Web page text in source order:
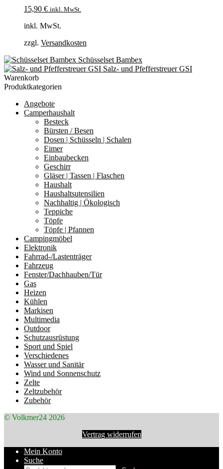
15,90 € inkl. MwSt.
inkl. MwSt.
zzgl. Versandkosten
Schüsselset Bambex
Salz- und Pfefferstreuer GSI
Warenkorb
Produktkategorien
Angebote
Camperhaushalt
Besteck
Bürsten / Besen
Dosen | Schüsseln | Schalen
Eimer
Einbaubecken
Geschirr
Gläser | Tassen | Flaschen
Haushalt
Haushaltsutensilien
Nachhaltig | Ökologisch
Teppiche
Töpfe
Töpfe | Pfannen
Campingmöbel
Elektronik
Fahrrad-/Lastenträger
Fahrzeug
Fenster/Dachhauben/Tür
Gas
Heizen
Kühlen
Markisen
Multimedia
Outdoor
Schutzausrüstung
Sport und Spiel
Verschiedenes
Wasser und Sanitär
Wind und Sonnenschutz
Zelte
Zeltzubehör
Zubehör
© Volkmer24 2026
Vertrag widerrufen
Mein Konto
Suche